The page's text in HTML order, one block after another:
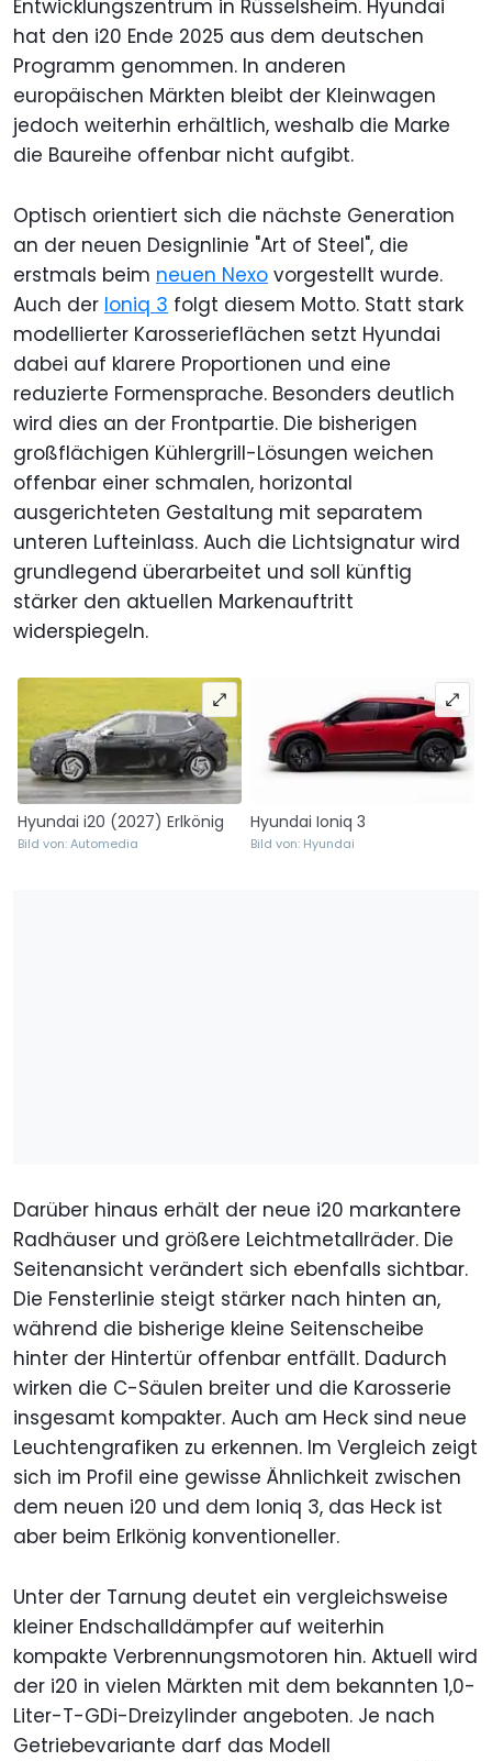
Entwicklungszentrum in Rüsselsheim. Hyundai
hat den i20 Ende 2025 aus dem deutschen
Programm genommen. In anderen
europäischen Märkten bleibt der Kleinwagen
jedoch weiterhin erhältlich, weshalb die Marke
die Baureihe offenbar nicht aufgibt.
Optisch orientiert sich die nächste Generation
an der neuen Designlinie "Art of Steel", die
erstmals beim neuen Nexo vorgestellt wurde.
Auch der Ioniq 3 folgt diesem Motto. Statt stark
modellierter Karosserieflächen setzt Hyundai
dabei auf klarere Proportionen und eine
reduzierte Formensprache. Besonders deutlich
wird dies an der Frontpartie. Die bisherigen
großflächigen Kühlergrill-Lösungen weichen
offenbar einer schmalen, horizontal
ausgerichteten Gestaltung mit separatem
unteren Lufteinlass. Auch die Lichtsignatur wird
grundlegend überarbeitet und soll künftig
stärker den aktuellen Markenauftritt
widerspiegeln.
Hyundai i20 (2027) Erlkönig
Bild von: Automedia
Hyundai Ioniq 3
Bild von: Hyundai
Darüber hinaus erhält der neue i20 markantere
Radhäuser und größere Leichtmetallräder. Die
Seitenansicht verändert sich ebenfalls sichtbar.
Die Fensterlinie steigt stärker nach hinten an,
während die bisherige kleine Seitenscheibe
hinter der Hintertür offenbar entfällt. Dadurch
wirken die C-Säulen breiter und die Karosserie
insgesamt kompakter. Auch am Heck sind neue
Leuchtengrafiken zu erkennen. Im Vergleich zeigt
sich im Profil eine gewisse Ähnlichkeit zwischen
dem neuen i20 und dem Ioniq 3, das Heck ist
aber beim Erlkönig konventioneller.
Unter der Tarnung deutet ein vergleichsweise
kleiner Endschalldämpfer auf weiterhin
kompakte Verbrennungsmotoren hin. Aktuell wird
der i20 in vielen Märkten mit dem bekannten 1,0-
Liter-T-GDi-Dreizylinder angeboten. Je nach
Getriebevariante darf das Modell